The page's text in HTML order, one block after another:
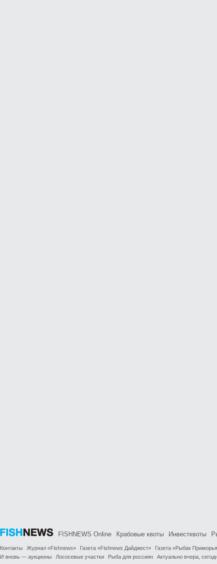
FISHNEWS Online Крабовые квоты Инвестквоты
Контакты Журнал «Fishnews» Газета «Fishnews Дайджест»
Газета «Рыбак
И вновь — аукционы
Лососевые участки Рыба для россиян Актуально вчера,